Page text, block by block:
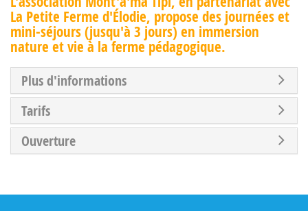
La Petite Ferme d'Élodie, propose des journées et
mini-séjours (jusqu'à 3 jours) en immersion
nature et vie à la ferme pédagogique.
Plus d'informations
Tarifs
Ouverture